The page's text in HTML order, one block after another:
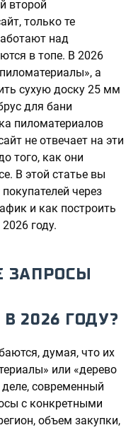
второй
только те
над
в топе. В 2026
а
сухую доску 25 мм
для бани
пиломатериалов
не отвечает на эти
того, как они
В этой статье вы
через
и как построить
году.
ЗАПРОСЫ
2026 ГОДУ?
думая, что их
или «дерево
современный
с конкретными
объем закупки,